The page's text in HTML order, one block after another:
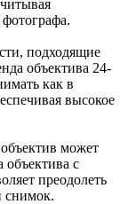
подходящие
объектива 24-
как в
высокое
может
объектива с
преодолеть
снимок.